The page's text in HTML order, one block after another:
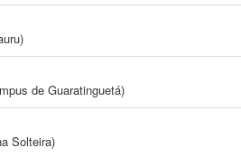
de Guaratinguetá)
Solteira)